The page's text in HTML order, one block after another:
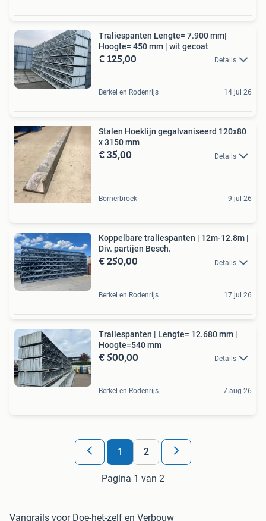
Traliespanten Lengte= 7.900 mm|
Hoogte= 450 mm | wit gecoat
€ 125,00 Details
Berkel en Rodenrijs 14 jul 26
Stalen Hoeklijn gegalvaniseerd 120x80
x 3150 mm
€ 35,00 Details
Bornerbroek 9 jul 26
Koppelbare traliespanten | 12m-12.8m |
Div. partijen Besch.
€ 250,00 Details
Berkel en Rodenrijs 17 jul 26
Traliespanten | Lengte= 12.680 mm |
Hoogte=540 mm
€ 500,00 Details
Berkel en Rodenrijs 7 aug 26
1 2
Pagina 1 van 2
Vangrails voor Doe-het-zelf en Verbouw